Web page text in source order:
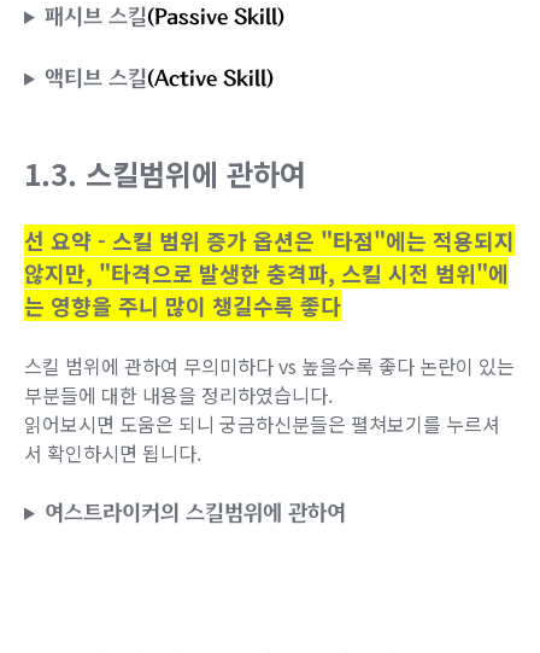
패시브 스킬(Passive Skill)
액티브 스킬(Active Skill)
1.3. 스킬범위에 관하여
선 요약 - 스킬 범위 증가 옵션은 "타점"에는 적용되지
않지만, "타격으로 발생한 충격파, 스킬 시전 범위"에
는 영향을 주니 많이 챙길수록 좋다
스킬 범위에 관하여 무의미하다 vs 높을수록 좋다 논란이 있는
부분들에 대한 내용을 정리하였습니다.
읽어보시면 도움은 되니 궁금하신분들은 펼쳐보기를 누르셔
서 확인하시면 됩니다.
여스트라이커의 스킬범위에 관하여